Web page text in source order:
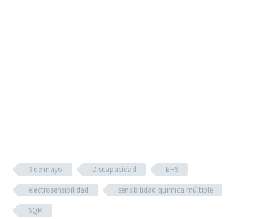
3 de mayo Discapacidad
EHS
electrosensibilidad
sensibilidad quimica múltiple
SQM